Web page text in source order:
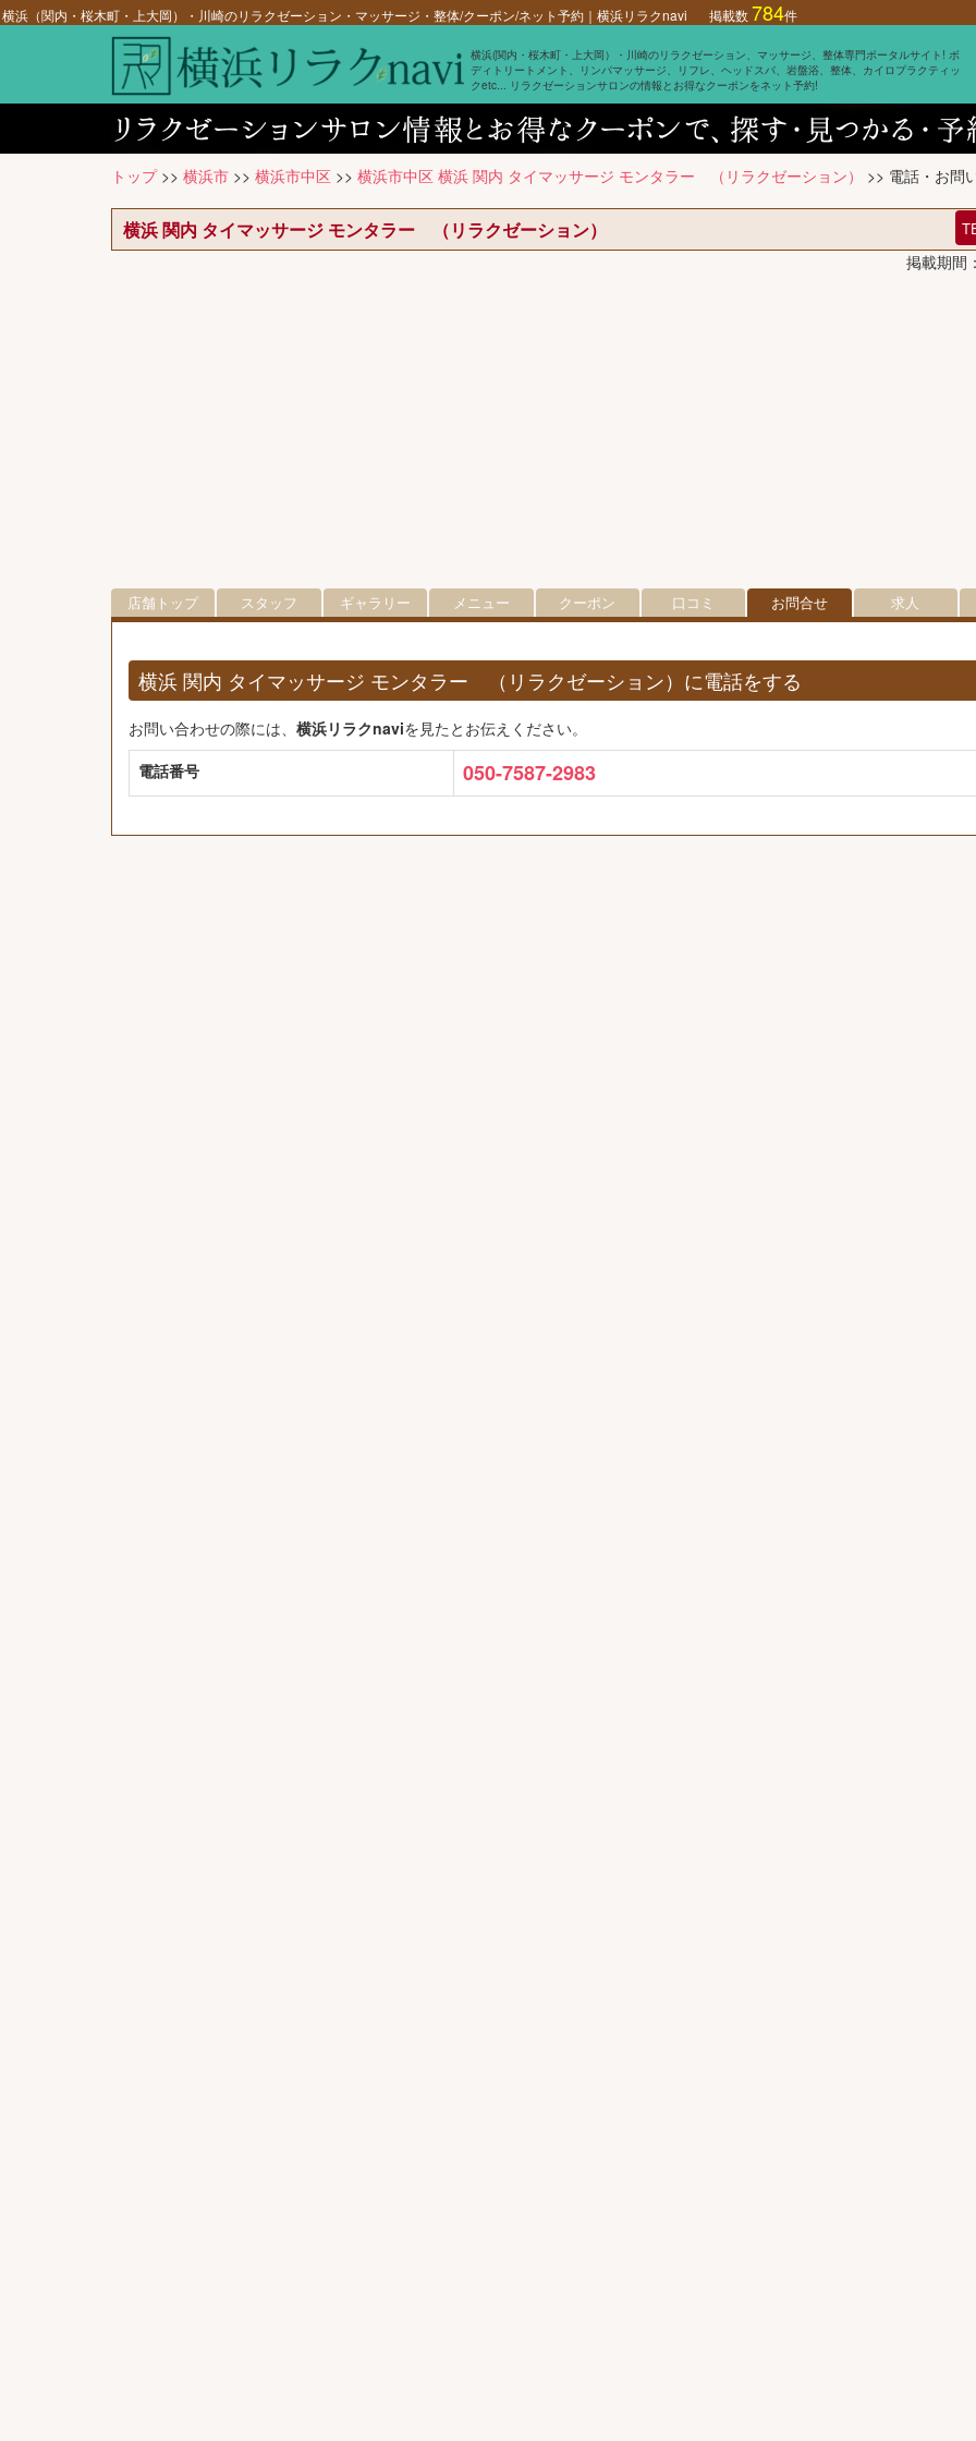
横浜（関内・桜木町・上大岡）・川崎のリラクゼーション・マッサージ・整体/クーポン/ネット予約｜横浜リラクnavi 掲載数784件
横浜(関内・桜木町・上大岡）・川崎のリラクゼーション、マッサージ、整体専門ポータルサイト! ボ
ディトリートメント、リンパマッサージ、リフレ、ヘッドスパ、岩盤浴、整体、カイロプラクティッ
クetc... リラクゼーションサロンの情報とお得なクーポンをネット予約!
トップ>> 横浜市 >> 横浜市中区 >> 横浜市中区 横浜 関内 タイマッサージ モンタラー （リラクゼーション） >> 電話・お問
横浜 関内 タイマッサージ モンタラー （リラクゼーション）
掲載期間
店舗トップ スタッフ ギャラリー メニュー クーポン 口コミ お問合せ 求人
横浜 関内 タイマッサージ モンタラー （リラクゼーション）に電話をする
お問い合わせの際には、 横浜リラクnaviを見たとお伝えください。
電話番号
050-7587-2983